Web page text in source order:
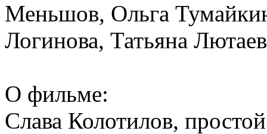
Меньшов, Ольга
Логинова, Татьяна
О фильме:
Слава Колотилов,